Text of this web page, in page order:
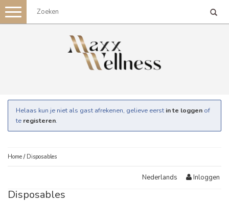
Toggle
navigation
Helaas kun je niet als gast afrekenen, gelieve eerst in te loggen of
te registeren.
Home / Disposables
Nederlands Inloggen
Disposables